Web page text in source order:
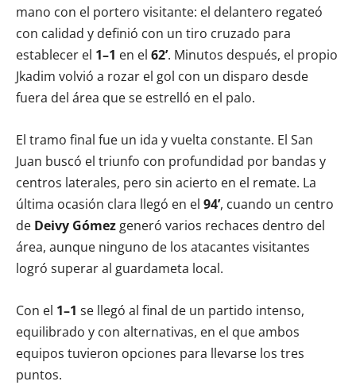
mano con el portero visitante: el delantero regateó
con calidad y definió con un tiro cruzado para
establecer el 1–1 en el 62’. Minutos después, el propio
Jkadim volvió a rozar el gol con un disparo desde
fuera del área que se estrelló en el palo.
El tramo final fue un ida y vuelta constante. El San
Juan buscó el triunfo con profundidad por bandas y
centros laterales, pero sin acierto en el remate. La
última ocasión clara llegó en el 94’, cuando un centro
de Deivy Gómez generó varios rechaces dentro del
área, aunque ninguno de los atacantes visitantes
logró superar al guardameta local.
Con el 1–1 se llegó al final de un partido intenso,
equilibrado y con alternativas, en el que ambos
equipos tuvieron opciones para llevarse los tres
puntos.